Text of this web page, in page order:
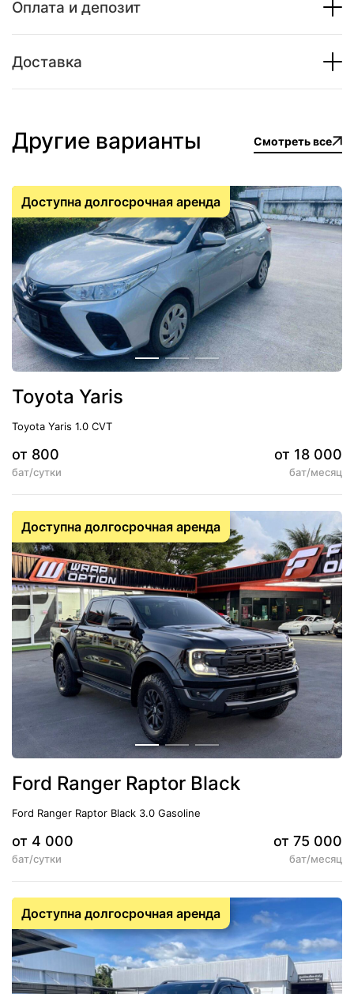
Оплата и депозит
Доставка
Другие варианты Смотреть все
Toyota Yaris
Toyota Yaris 1.0 CVT
от 800
бат/сутки
от 18 000
бат/месяц
Кондиционер
Доступна долгосрочная аренда
Ford Ranger Raptor Black
Ford Ranger Raptor Black 3.0 Gasoline
от 4 000
бат/сутки
от 75 000
бат/месяц
Кондиционер
Доступна долгосрочная аренда
Доступна долгосрочная аренда